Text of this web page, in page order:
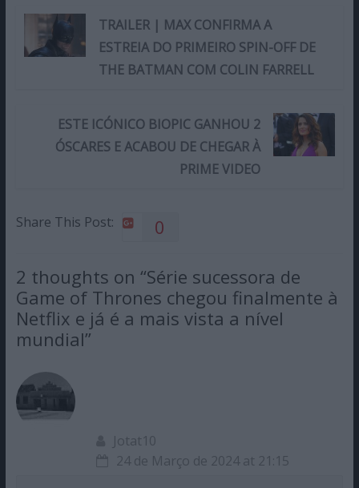
TRAILER | MAX CONFIRMA A
ESTREIA DO PRIMEIRO SPIN-OFF DE
THE BATMAN COM COLIN FARRELL
ESTE ICÓNICO BIOPIC GANHOU 2
ÓSCARES E ACABOU DE CHEGAR À
PRIME VIDEO
Share This Post: 0
2 thoughts on “Série sucessora de
Game of Thrones chegou finalmente à
Netflix e já é a mais vista a nível
mundial”
Jotat10
24 de Março de 2024 at 21:15